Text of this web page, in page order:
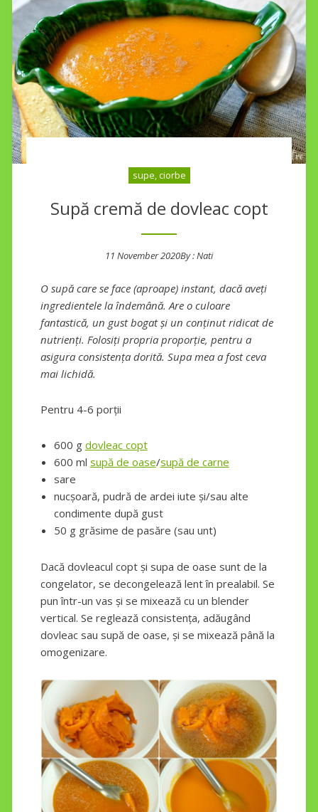
supe, ciorbe
Supă cremă de dovleac copt
11 November 2020By :Nati
O supă care se face (aproape) instant, dacă aveți
ingredientele la îndemână. Are o culoare
fantastică, un gust bogat și un conținut ridicat de
nutrienți. Folosiți propria proporție, pentru a
asigura consistența dorită. Supa mea a fost ceva
mai lichidă.
Pentru 4-6 porții
600 g dovleac copt
600 ml supă de oase/supă de carne
sare
nucșoară, pudră de ardei iute și/sau alte
condimente după gust
50 g grăsime de pasăre (sau unt)
Dacă dovleacul copt și supa de oase sunt de la
congelator, se decongelează lent în prealabil. Se
pun într-un vas și se mixează cu un blender
vertical. Se reglează consistența, adăugând
dovleac sau supă de oase, și se mixează până la
omogenizare.